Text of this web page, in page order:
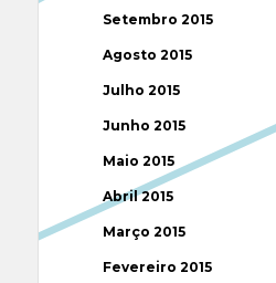
Setembro 2015
Agosto 2015
Julho 2015
Junho 2015
Maio 2015
Abril 2015
Março 2015
Fevereiro 2015